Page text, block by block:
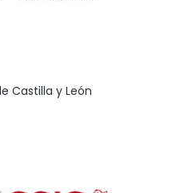
Castilla y León